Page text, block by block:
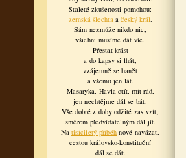
Staleté zkušenosti pomohou:
zemská šlechtaa český král.
Sám nezmůže nikdo nic,
všichni musíme dát víc.
Přestat krást
a do kapsy si lhát,
vzájemně se hanět
a všemu jen lát.
Masaryka, Havla ctít, mít rád,
jen nechtějme dál se bát.
Vše dobré z doby odžité zas vzít,
směrem předvídatelným dál jít.
Na tisíciletý příběh nově navázat,
cestou královsko-konstituční
dál se dát.